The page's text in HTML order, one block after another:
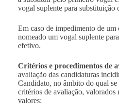
vogal suplente para
Em caso de impedimento de um
nomeado um vogal suplente
efetivo.
Critérios e procedimentos de
avaliação das candidaturas
Candidato, no âmbito do qual se
critérios de avaliação, valorados
valores: